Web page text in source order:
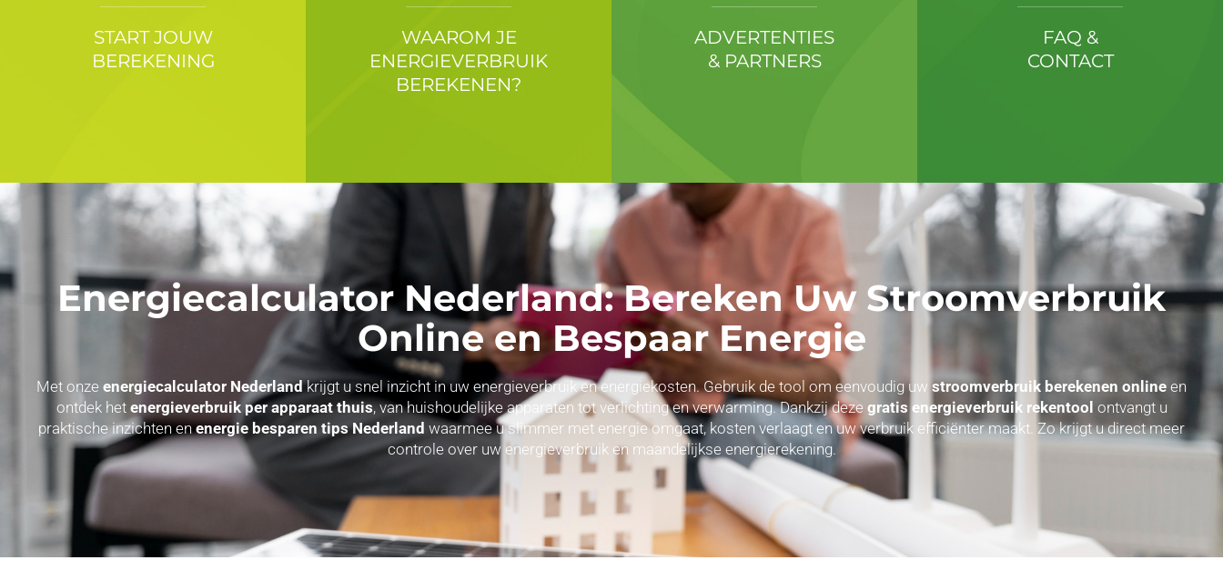
START JOUW
BEREKENING
WAAROM JE
ENERGIEVERBRUIK
BEREKENEN?
ADVERTENTIES
& PARTNERS
FAQ &
CONTACT
Energiecalculator Nederland: Bereken Uw Stroomverbruik
Online en Bespaar Energie
Met onze energiecalculator Nederlandkrijgt u snel inzicht in uw energieverbruik en energiekosten. Gebruik de tool om eenvoudig uw stroomverbruik berekenen online en
ontdek het energieverbruik per apparaat thuis, van huishoudelijke apparaten tot verlichting en verwarming. Dankzij deze gratis energieverbruik rekentool ontvangt u
praktische inzichten enenergie besparen tips Nederland waarmee u slimmer met energie omgaat, kosten verlaagt en uw verbruik efficiënter maakt. Zo krijgt u direct meer
controle over uw energieverbruik en maandelijkse energierekening.